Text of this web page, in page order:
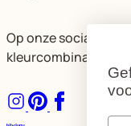
Op onze socials
kleurcombinaties en